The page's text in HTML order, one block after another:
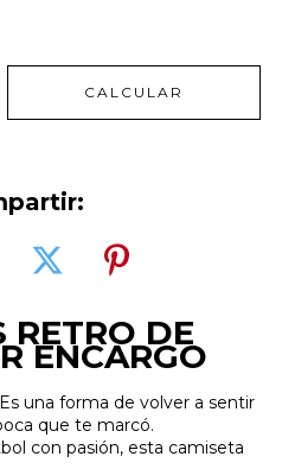
CALCULAR
RETRO DE
ENCARGO
Es una forma de volver a sentir
que te marcó.
con pasión, esta camiseta